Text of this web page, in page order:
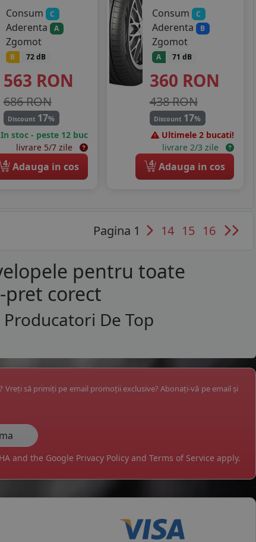
Consum
C
Aderenta A
Zgomot
B 72 dB
563 RON
686 RON
Discount 17%
In stoc - peste 12 buc
livrare 5/7 zile
4 Adauga in cos
Consum
C
Aderenta B
Zgomot
A 71 dB
360 RON
438 RON
Discount 17%
Ultimele 2 bucati!
livrare 2/3 zile
4 Adauga in cos
Pagina 1 14 15 16
pentru toate
corect
De Top
să primiți pe email promoții exclusive? Abonați-vă pe email și
and the Google Privacy Policy and Terms of Service apply.